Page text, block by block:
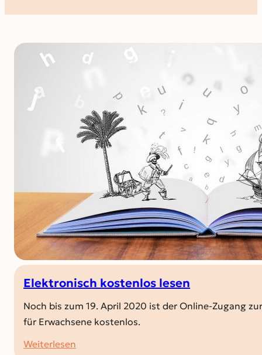
Elektronisch kostenlos lesen
Noch bis zum 19. April 2020 ist der Online-Zugang
für Erwachsene kostenlos.
Weiterlesen